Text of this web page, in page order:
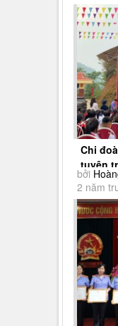
Chi
tuyên
và hôn
bởi
2 năm